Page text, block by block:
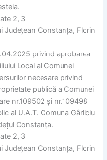
2, 3
Județean Constanța, Florin
privind aprobarea
Local al Comunei
necesare privind
publică a Comunei
nr.109502 și nr.109498
al U.A.T. Comuna Gârliciu
Constanța.
2, 3
Județean Constanța, Florin